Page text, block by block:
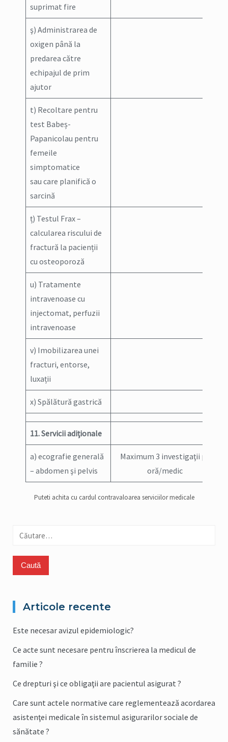
suprimat fire
ş) Administrarea de
oxigen până la
predarea către
echipajul de prim
ajutor
t) Recoltare pentru
test Babeș-
Papanicolau pentru
femeile
simptomatice
sau care planifică o
sarcină
ț) Testul Frax –
calcularea riscului de
fractură la pacienții
cu osteoporoză
u) Tratamente
intravenoase cu
injectomat, perfuzii
intravenoase
v) Imobilizarea unei
fracturi, entorse,
luxații
x) Spălătură gastrică
11. Servicii adiţionale
a) ecografie generală
– abdomen şi pelvis
Maximum 3 investigaţii pe
oră/medic
Puteti achita cu cardul contravaloarea serviciilor medicale
Caută
Articole recente
Este necesar avizul epidemiologic?
Ce acte sunt necesare pentru înscrierea la medicul de
familie ?
Ce drepturi şi ce obligaţii are pacientul asigurat ?
Care sunt actele normative care reglementează acordarea
asistenţei medicale în sistemul asigurarilor sociale de
sănătate ?